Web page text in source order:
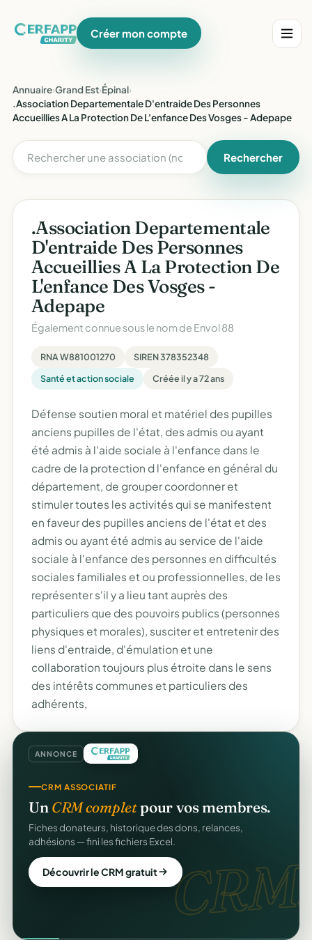
Créer mon compte
Annuaire›Grand Est›Épinal›
.Association Departementale D'entraide Des Personnes
Accueillies A La Protection De L'enfance Des Vosges - Adepape
Rechercher
.Association Departementale
D'entraide Des Personnes
Accueillies A La Protection De
L'enfance Des Vosges -
Adepape
Également connue sous le nom de Envol 88
RNA W881001270
SIREN 378352348
Santé et action sociale
Créée il y a 72 ans
Défense soutien moral et matériel des pupilles
anciens pupilles de l'état, des admis ou ayant
été admis à l'aide sociale à l'enfance dans le
cadre de la protection d l'enfance en général du
département, de grouper coordonner et
stimuler toutes les activités qui se manifestent
en faveur des pupilles anciens de l'état et des
admis ou ayant été admis au service de l'aide
sociale à l'enfance des personnes en difficultés
sociales familiales et ou professionnelles, de les
représenter s'il y a lieu tant auprès des
particuliers que des pouvoirs publics (personnes
physiques et morales), susciter et entretenir des
liens d'entraide, d'émulation et une
collaboration toujours plus étroite dans le sens
des intérêts communes et particuliers des
adhérents,
ANNONCE
CRM.
CRM ASSOCIATIF
Un CRM completpour vos membres.
Fiches donateurs, historique des dons, relances,
adhésions — fini les fichiers Excel.
Découvrir le CRM gratuit